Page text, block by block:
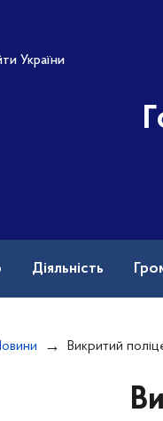
України
Діяльність
Викритий поліцейськими у вбивстві